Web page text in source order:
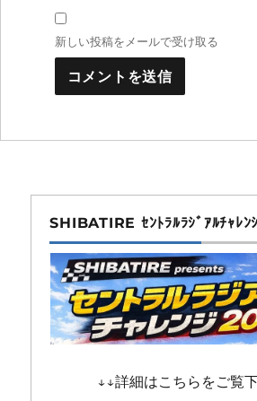
新しい投稿をメールで受け取る
SHIBATIRE ｾﾝﾄﾗﾙﾗｼﾞｱﾙﾁｬﾚﾝ
↓↓詳細はこちらをご覧